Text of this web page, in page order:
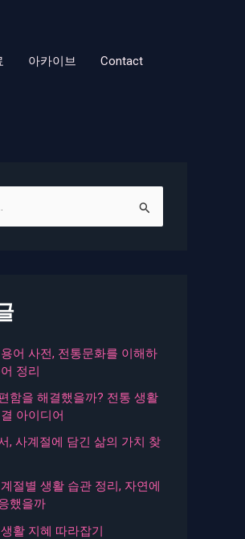
아카이브 Contact
어 사전, 전통문화를 이해하
정리
함을 해결했을까? 전통 생활
아이디어
, 사계절에 담긴 삶의 가치 찾
절별 생활 습관 정리, 자연에
했을까
활 지혜 따라잡기